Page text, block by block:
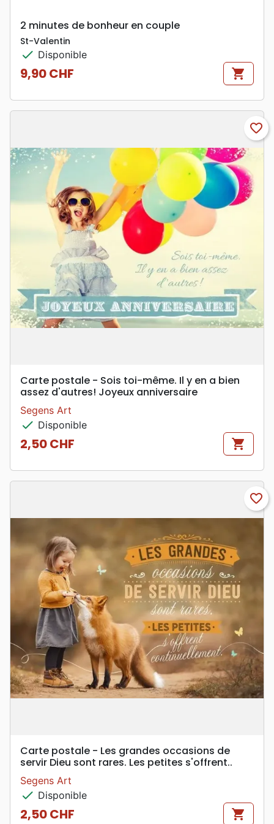
2 minutes de bonheur en couple
St-Valentin
check Disponible
Prix
9,90 CHF shopping_cart
favorite_border
Carte postale - Sois toi-même. Il y en a bien
assez d'autres! Joyeux anniversaire
Segens Art
check Disponible
Prix
2,50 CHF shopping_cart
favorite_border
Carte postale - Les grandes occasions de
servir Dieu sont rares. Les petites s'offrent..
Segens Art
check Disponible
Prix
2,50 CHF shopping_cart